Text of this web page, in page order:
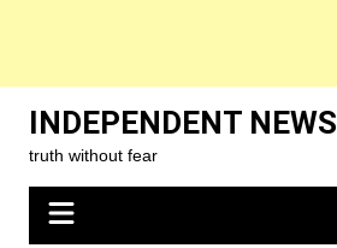
content
INDEPENDENT NEWS
truth without fear